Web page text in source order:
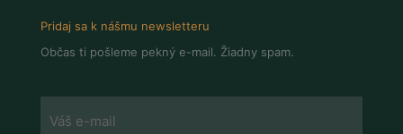
Pridaj sa k nášmu newsletteru
Občas ti pošleme pekný e-mail. Žiadny spam.